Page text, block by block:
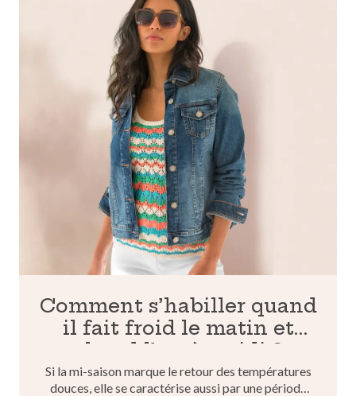
Comment s’habiller quand
il fait froid le matin et
chaud l’après-midi ?
Si la mi-saison marque le retour des températures
douces, elle se caractérise aussi par une période